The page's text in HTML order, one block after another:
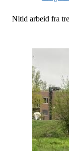
Nitid arbeid fra